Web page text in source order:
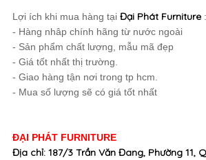
Lợi ích khi mua hàng tại Đại Phát Furniture:
- Hàng nhâp chính hãng từ nước ngoài
- Sản phẩm chất lượng, mẫu mã đẹp
- Giá tốt nhất thị trường.
- Giao hàng tận nơi trong tp hcm.
- Mua số lượng sẽ có giá tốt nhất
ĐẠI PHÁT FURNITURE
Địa chỉ: 187/3 Trần Văn Đang, Phường 11,